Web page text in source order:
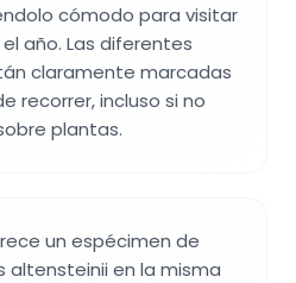
cómodo para visitar
año. Las diferentes
claramente marcadas
recorrer, incluso si no
plantas.
un espécimen de
altensteinii en la misma